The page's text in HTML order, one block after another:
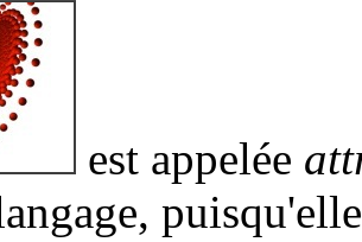
est appelée